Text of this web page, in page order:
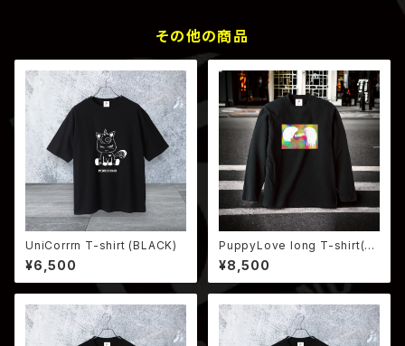
その他の商品
UniCorrrn T-shirt (BLACK)
¥6,500
PuppyLove long T-shirt(BL
ACK)
¥8,500